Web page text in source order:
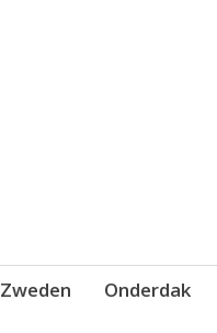
Zweden Onderdak